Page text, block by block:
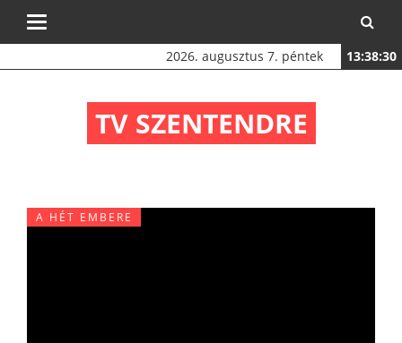
Toggle
2026. augusztus 7. péntek 13:38:30
TV SZENTENDRE
A HÉT EMBERE